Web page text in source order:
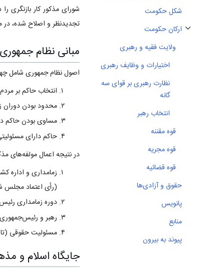
شکل حکومت
ارکان حکومت
تغییر وضعیت زیربخش‌های ارکان حکومت
ولایت فقیه و رهبری
اختیارات و وظایف رهبری
نظارت رهبری بر قوای سه
گانه
انتخاب رهبر
قوه مقننه
قوه مجریه
قوه قضائیه
حقوق و آزادی‌ها
پانویس
منابع‌
پیوند به بیرون
تجدیدنظر و اصلاح شده‌، در مرداد ۱۳۶۸ در یک همه‌پرسی به
مبانی نظام
اصول نظام جمهوری شامل
انتخاب حاکم بر
محدود بودن دوران
مساوی بودن حاکم
حاکم دارای
در نتیجه اعمال مولفه‌های
زمامداری و اداره
(رأی اعتماد مجلس
دوره زمامداری
رهبر و رئیس‌جمهوری و
مسئولیت حقوقی
جایگاه اسلام و